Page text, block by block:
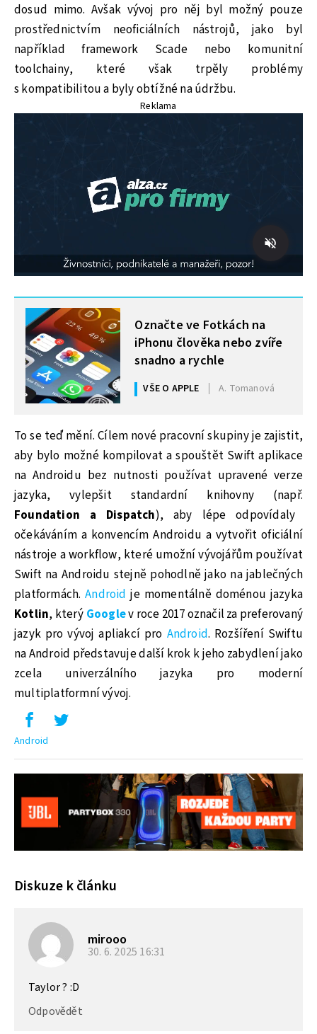
dosud mimo. Avšak vývoj pro něj byl možný pouze
prostřednictvím neoficiálních nástrojů, jako byl
například framework Scade nebo komunitní
toolchainy, které však trpěly problémy
s kompatibilitou a byly obtížné na údržbu.
Reklama
MOHLO BY VÁS ZAJÍMAT
Označte ve Fotkách na
iPhonu člověka nebo zvíře
snadno a rychle
VŠE O APPLE A. Tomanová
To se teď mění. Cílem nové pracovní skupiny je zajistit,
aby bylo možné kompilovat a spouštět Swift aplikace
na Androidu bez nutnosti používat upravené verze
jazyka, vylepšit standardní knihovny (např.
Foundation a Dispatch), aby lépe odpovídaly
očekáváním a konvencím Androidu a vytvořit oficiální
nástroje a workflow, které umožní vývojářům používat
Swift na Androidu stejně pohodlně jako na jablečných
platformách.Android je momentálně doménou jazyka
Kotlin, který Googlev roce 2017 označil za preferovaný
jazyk pro vývoj apliakcí pro Android. Rozšíření Swiftu
na Android představuje další krok k jeho zabydlení jako
zcela univerzálního jazyka pro moderní
multiplatformní vývoj.
Android
Diskuze k článku
mirooo
30. 6. 2025 16:31
Taylor ? :D
Odpovědět